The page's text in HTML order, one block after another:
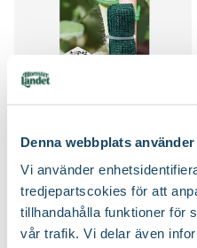
Denna webbplats
Vi använder
tredjepartscokies för att
tillhandahålla funktioner för
vår trafik. Vi delar även
Nelson Garden
49
Välj butik
Online
Slut i lager
Till Produkten
till